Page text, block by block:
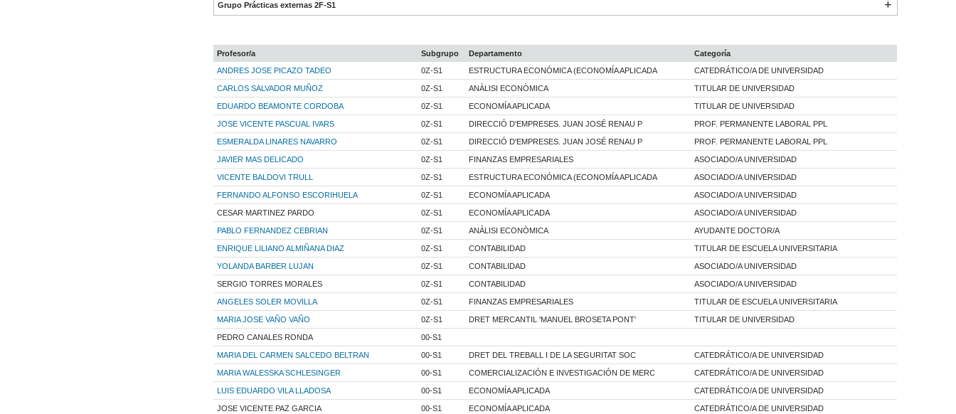
Grupo Prácticas externas 2F-S1
Profesor/a Subgrupo Departamento
Categoría
ANDRES JOSE PICAZO TADEO
0Z-S1 ESTRUCTURA ECONÓMICA (ECONOMÍA APLICADA CATEDRÁTICO/A DE UNIVERSIDAD
CARLOS SALVADOR MUÑOZ 0Z-S1 ANÀLISI ECONÒMICA TITULAR DE UNIVERSIDAD
EDUARDO BEAMONTE CORDOBA 0Z-S1 ECONOMÍA APLICADA TITULAR DE UNIVERSIDAD
JOSE VICENTE PASCUAL IVARS 0Z-S1 DIRECCIÓ D'EMPRESES. JUAN JOSÉ RENAU P PROF. PERMANENTE LABORAL PPL
ESMERALDA LINARES NAVARRO 0Z-S1 DIRECCIÓ D'EMPRESES. JUAN JOSÉ RENAU P PROF. PERMANENTE LABORAL PPL
JAVIER MAS DELICADO 0Z-S1 FINANZAS EMPRESARIALES ASOCIADO/A UNIVERSIDAD
VICENTE BALDOVI TRULL 0Z-S1 ESTRUCTURA ECONÓMICA (ECONOMÍA APLICADA ASOCIADO/A UNIVERSIDAD
FERNANDO ALFONSO ESCORIHUELA 0Z-S1 ECONOMÍA APLICADA ASOCIADO/A UNIVERSIDAD
CESAR MARTINEZ PARDO 0Z-S1 ECONOMÍA APLICADA ASOCIADO/A UNIVERSIDAD
PABLO FERNANDEZ CEBRIAN 0Z-S1 ANÀLISI ECONÒMICA AYUDANTE DOCTOR/A
ENRIQUE LILIANO ALMIÑANA DIAZ 0Z-S1 CONTABILIDAD TITULAR DE ESCUELA UNIVERSITARIA
YOLANDA BARBER LUJAN 0Z-S1 CONTABILIDAD ASOCIADO/A UNIVERSIDAD
SERGIO TORRES MORALES 0Z-S1 CONTABILIDAD ASOCIADO/A UNIVERSIDAD
ANGELES SOLER MOVILLA 0Z-S1 FINANZAS EMPRESARIALES TITULAR DE ESCUELA UNIVERSITARIA
MARIA JOSE VAÑO VAÑO 0Z-S1 DRET MERCANTIL 'MANUEL BROSETA PONT' TITULAR DE UNIVERSIDAD
PEDRO CANALES RONDA 00-S1
MARIA DEL CARMEN SALCEDO BELTRAN 00-S1 DRET DEL TREBALL I DE LA SEGURITAT SOC CATEDRÁTICO/A DE UNIVERSIDAD
MARIA WALESSKA SCHLESINGER 00-S1 COMERCIALIZACIÓN E INVESTIGACIÓN DE MERC CATEDRÁTICO/A DE UNIVERSIDAD
LUIS EDUARDO VILA LLADOSA 00-S1 ECONOMÍA APLICADA CATEDRÁTICO/A DE UNIVERSIDAD
JOSE VICENTE PAZ GARCIA 00-S1 ECONOMÍA APLICADA CATEDRÁTICO/A DE UNIVERSIDAD